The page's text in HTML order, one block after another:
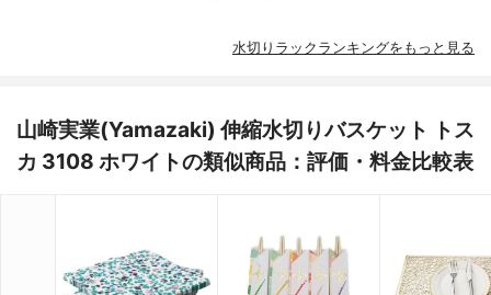
水切りラックランキングをもっと見る
山崎実業(Yamazaki) 伸縮水切りバスケット トス
カ 3108 ホワイトの類似商品：評価・料金比較表